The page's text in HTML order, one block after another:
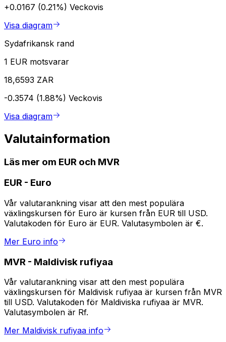
+0.0167 (0.21%) Veckovis
Visa diagram
Sydafrikansk rand
1 EUR motsvarar
18,6593 ZAR
-0.3574 (1.88%) Veckovis
Visa diagram
Valutainformation
Läs mer om EUR och MVR
EUR - Euro
Vår valutarankning visar att den mest populära
växlingskursen för Euro är kursen från EUR till USD.
Valutakoden för Euro är EUR. Valutasymbolen är €.
Mer Euro info
MVR - Maldivisk rufiyaa
Vår valutarankning visar att den mest populära
växlingskursen för Maldivisk rufiyaa är kursen från MVR
till USD. Valutakoden för Maldiviska rufiyaa är MVR.
Valutasymbolen är Rf.
Mer Maldivisk rufiyaa info